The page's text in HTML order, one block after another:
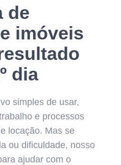
de
imóveis
dia
simples de usar,
e processos
locação. Mas se
ou dificuldade, nosso
ajudar com o